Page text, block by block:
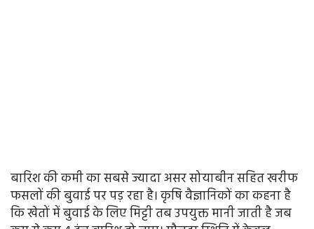
बारिश की कमी का सबसे ज्यादा असर सोयाबीन सहित खरीफ
फसलों की बुवाई पर पड़ रहा है। कृषि वैज्ञानिकों का कहना है
कि खेतों में बुवाई के लिए मिट्टी तब उपयुक्त मानी जाती है जब